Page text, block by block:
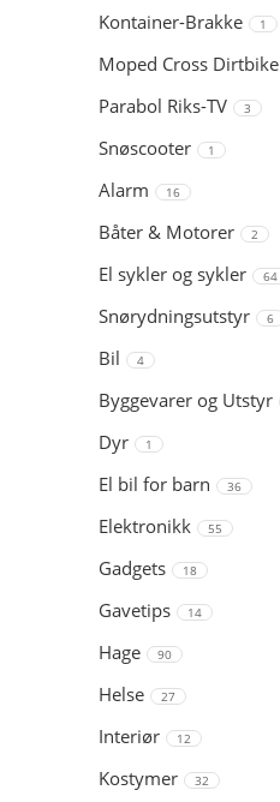
Kontainer-Brakke 1
Moped Cross Dirtbike
Parabol Riks-TV 3
Snøscooter 1
Alarm 16
Båter & Motorer 2
El sykler og sykler 64
Snørydningsutstyr 6
Bil 4
Byggevarer og Utstyr
Dyr 1
El bil for barn 36
Elektronikk 55
Gadgets 18
Gavetips 14
Hage 90
Helse 27
Interiør 12
Kostymer 32